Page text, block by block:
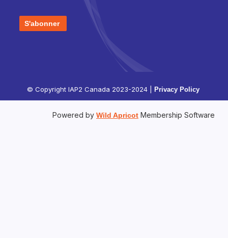
S'abonner
© Copyright IAP2 Canada 2023-2024 | Privacy Policy
Powered by Wild Apricot Membership Software